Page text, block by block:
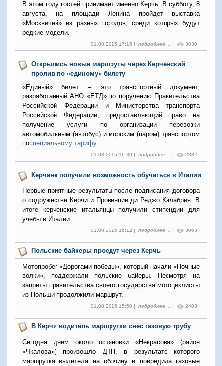
В этом году гостей принимает именно Керчь. В субботу, 8
августа, на площади Ленина пройдет выставка
«Москвичей» из разных городов, среди которых будут
редкие модели.
01.08.2015 17:15 | подробнее ... | 3030
Открылись новые маршруты через Керченский
пролив по «единому» билету
«Единый» билет – это транспортный документ,
разработанный АНО «ЕТД» по поручению Правительства
Российской Федерации и Министерства транспорта
Российской Федерации, предоставляющий право на
получение услуги по организации перевозки
автомобильным (автобус) и морским (паром) транспортом
поспециальному тарифу.
01.08.2015 16:30 | подробнее ... | 2832
Керчане получили возможность обучаться в Италии
Первые приятные результаты после подписания договора
о содружестве Керчи и Провинции ди Реджо Калабрия. В
итоге керченские итальянцы получили стипендии для
учебы в Италии.
01.08.2015 16:12 | подробнее ... | 3063
Польские байкеры проедут через Керчь
Мотопробег «Дорогами победы», который начали «Ночные
волки», поддержали польские байеры. Несмотря на
запреты правительства своего государства мотоциклисты
из Польши продолжили маршрут.
01.08.2015 15:50 | подробнее ... | 2403
В Керчи водитель маршрутки снес газовую трубу
Сегодня днем около остановки «Некрасова» (район
«Чкалова») произошло ДТП, в результате которого
маршрутка вылетела на обочину и повредила газовые